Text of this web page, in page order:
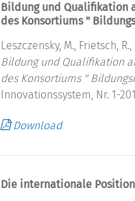
Bildung und Qualifikation
des Konsortiums "
Leszczensky, M., Frietsch,
Bildung und Qualifikation
des Konsortiums "
Innovationssystem, Nr. 1-
Download
Die internationale